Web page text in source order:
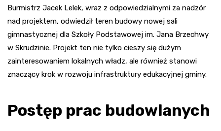
Burmistrz Jacek Lelek, wraz z odpowiedzialnymi za nadzór
nad projektem, odwiedził teren budowy nowej sali
gimnastycznej dla Szkoły Podstawowej im. Jana Brzechwy
w Skrudzinie. Projekt ten nie tylko cieszy się dużym
zainteresowaniem lokalnych władz, ale również stanowi
znaczący krok w rozwoju infrastruktury edukacyjnej gminy.
Postęp prac budowlanych